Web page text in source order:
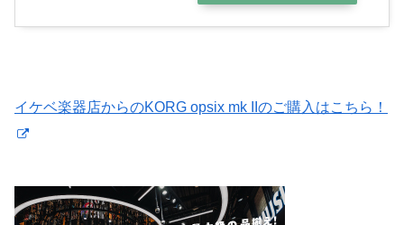
イケベ楽器店からのKORG opsix mk IIのご購入はこちら！